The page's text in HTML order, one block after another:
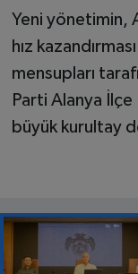
Yeni yönetimin,
hız
mensupları
Parti Alanya İlçe
büyük kurultay